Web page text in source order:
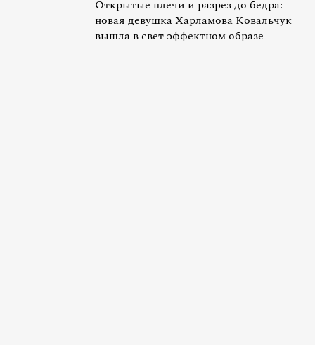
Открытые плечи и разрез до бедра:
новая девушка Харламова Ковальчук
вышла в свет эффектном образе